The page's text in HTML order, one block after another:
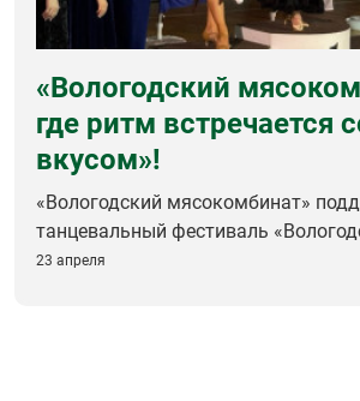
«Вологодский
где ритм встречается
вкусом»!
«Вологодский мясокомбинат»
танцевальный фестиваль
23 апреля